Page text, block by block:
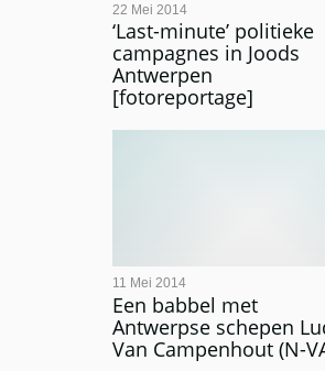
‘Last-minute’ politieke
campagnes in Joods
Antwerpen
[fotoreportage]
22 Mei 2014
Een babbel met
Antwerpse schepen
Van Campenhout (N-
11 Mei 2014